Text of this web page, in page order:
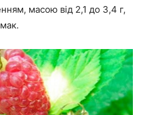
масою від 2,1 до 3,4 г,